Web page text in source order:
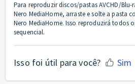
Para reproduzir discos/pastas AVCHD/
Nero MediaHome, arraste e solte a pasta
Nero MediaHome. Isso reproduzirá todos
sequencial.
Isso foi útil para você? Sim